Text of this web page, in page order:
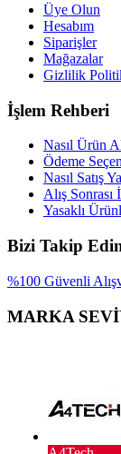
Üye Olun
Hesabım
Siparişler
Mağazalar
Gizlilik
İşlem Rehberi
Nasıl Ürün
Ödeme
Nasıl Satış
Alış Sonrası
Yasaklı
Bizi Takip
%100 Güvenli
MARKA